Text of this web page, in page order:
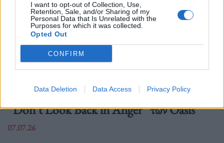
I want to opt-out of Collection, Use,
Retention, Sale, and/or Sharing of my
Personal Data that Is Unrelated with the
Purposes for which it was collected.
Opted Out
CONFIRM
Data Deletion Data Access Privacy Policy
Το Disney δίνει teaser για το documentary
“Don’t Look Back in Anger” των Oasis
07.07.26